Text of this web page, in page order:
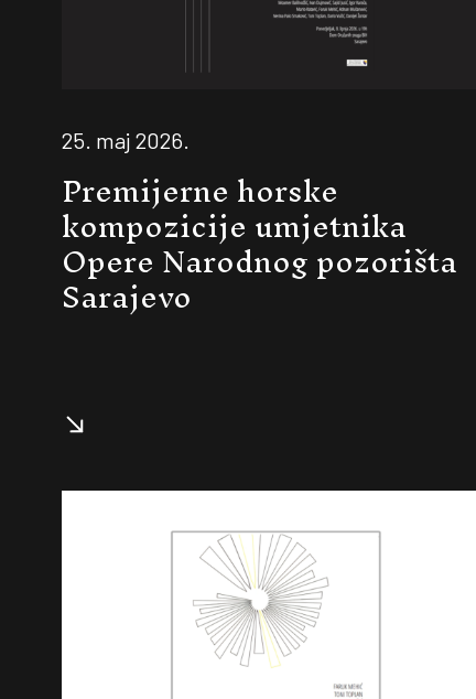
25. maj 2026.
Premijerne horske
kompozicije umjetnika
Opere Narodnog pozorišta
Sarajevo